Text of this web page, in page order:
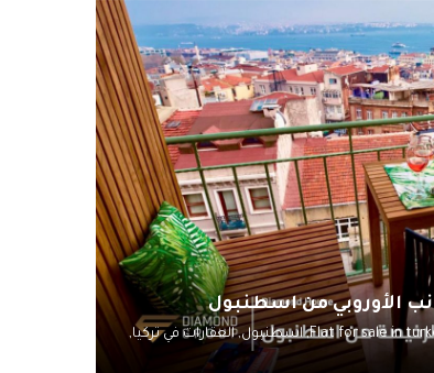
الأوروبي من اسطنبول
Flat for sale in اسطنبول,العقارات في تركيا,